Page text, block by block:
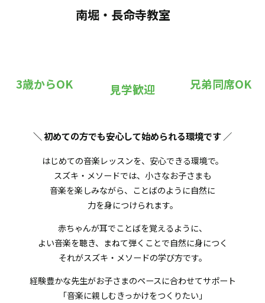
南堀・長命寺教室
3歳からOK 見学歓迎 兄弟同席OK
＼ 初めての方でも安心して始められる環境です／
はじめての音楽レッスンを、安心できる環境で。
スズキ・メソードでは、小さなお子さまも
音楽を楽しみながら、ことばのように自然に
力を身につけられます。
赤ちゃんが耳でことばを覚えるように、
よい音楽を聴き、まねて弾くことで自然に身につく
それがスズキ・メソードの学び方です。
経験豊かな先生がお子さまのペースに合わせてサポート
「音楽に親しむきっかけをつくりたい」